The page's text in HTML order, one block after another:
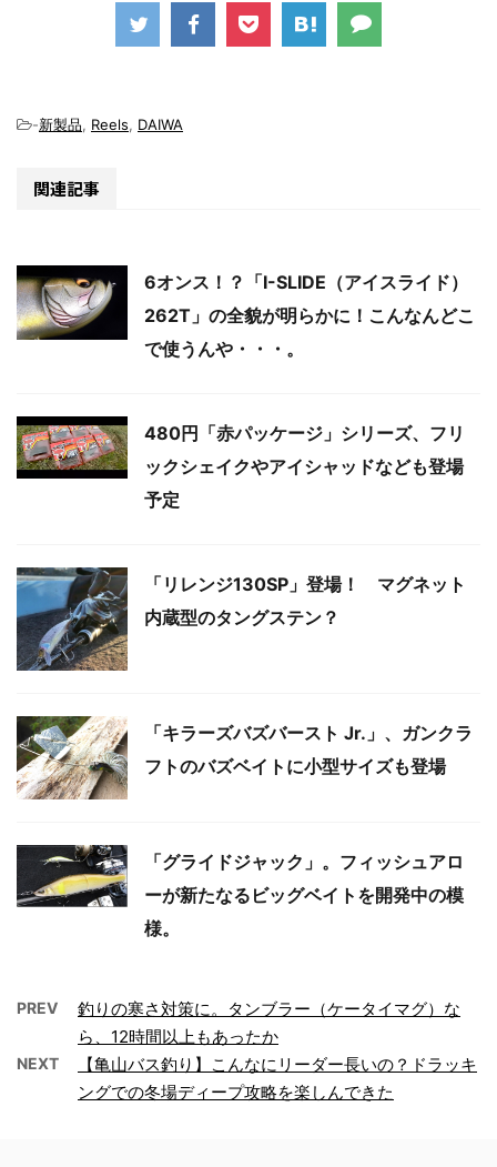
-新製品, Reels, DAIWA
関連記事
6オンス！？「I-SLIDE（アイスライド）
262T」の全貌が明らかに！こんなんどこ
で使うんや・・・。
480円「赤パッケージ」シリーズ、フリ
ックシェイクやアイシャッドなども登場
予定
「リレンジ130SP」登場！ マグネット
内蔵型のタングステン？
「キラーズバズバースト Jr.」、ガンクラ
フトのバズベイトに小型サイズも登場
「グライドジャック」。フィッシュアロ
ーが新たなるビッグベイトを開発中の模
様。
PREV
釣りの寒さ対策に。タンブラー（ケータイマグ）な
ら、12時間以上もあったか
NEXT
【亀山バス釣り】こんなにリーダー長いの？ドラッキ
ングでの冬場ディープ攻略を楽しんできた